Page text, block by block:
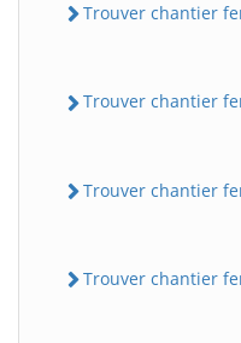
Trouver chantier
Trouver chantier
Trouver chantier
Trouver chantier